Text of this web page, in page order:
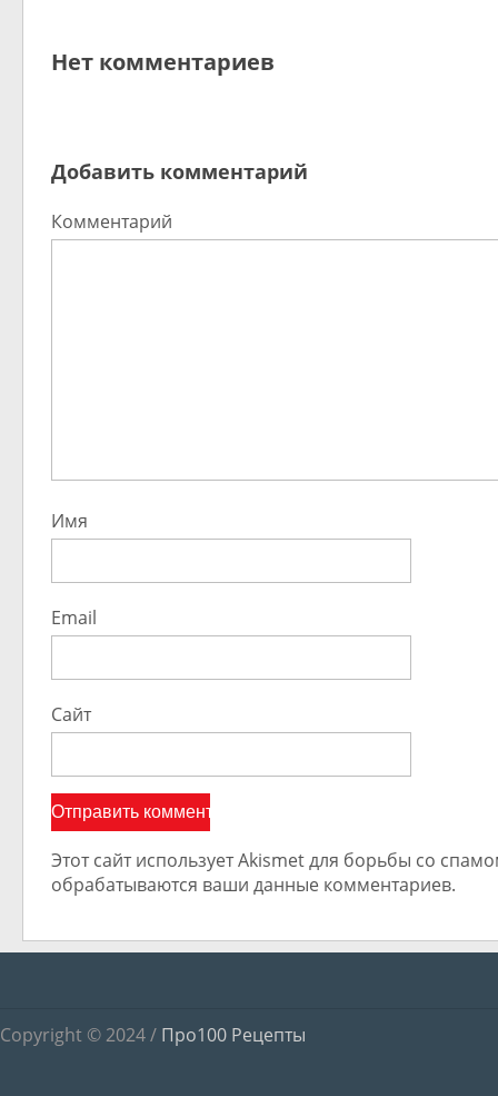
Нет комментариев
Добавить комментарий
Комментарий
Имя
Email
Сайт
Этот сайт использует Akismet для борьбы со
обрабатываются ваши данные комментариев.
Copyright © 2024 / Про100 Рецепты